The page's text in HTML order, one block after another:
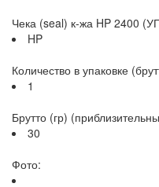
Чека (seal) к-жа HP 2400
HP
Количество в упаковке
1
Брутто (гр)
30
Фото: